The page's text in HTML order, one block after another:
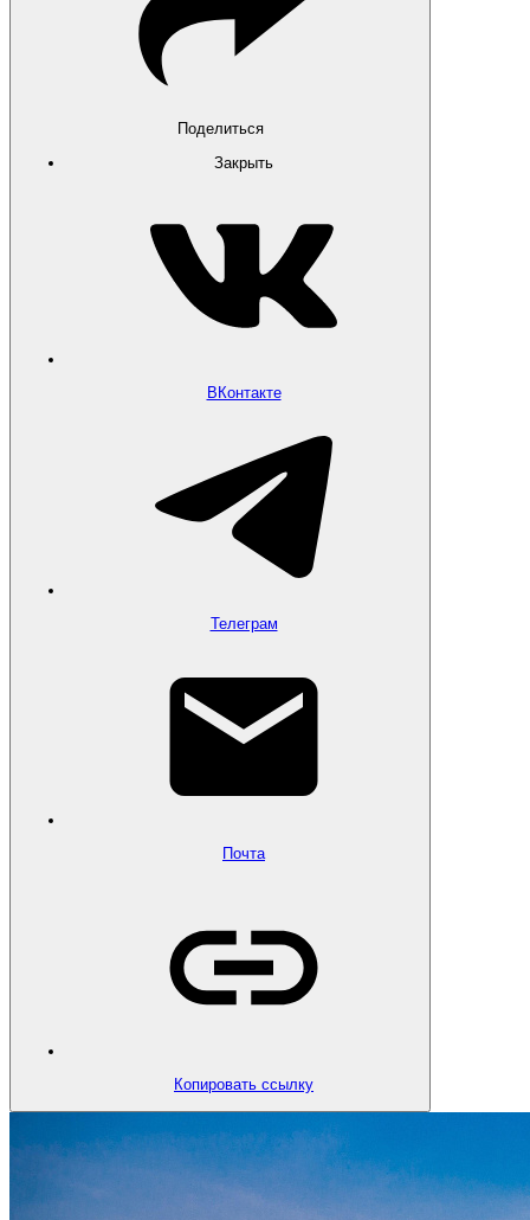
Поделиться
Закрыть
ВКонтакте
Телеграм
Почта
Копировать ссылку